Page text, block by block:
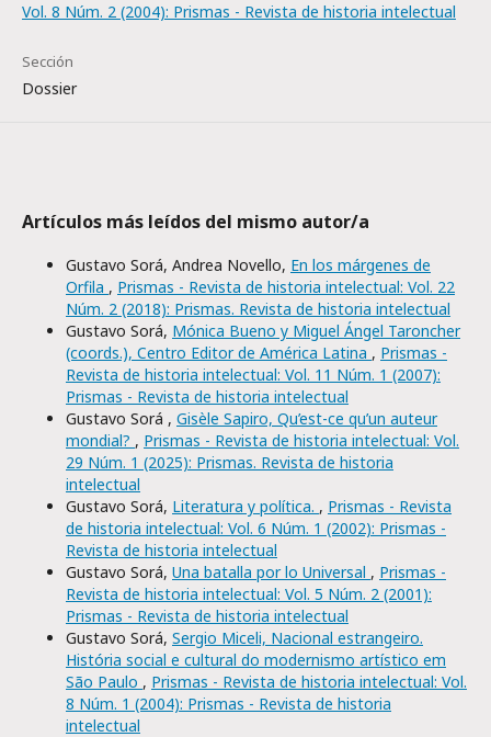
Vol. 8 Núm. 2 (2004): Prismas - Revista de historia intelectual
Sección
Dossier
Artículos más leídos del mismo autor/a
Gustavo Sorá, Andrea Novello, En los márgenes de
Orfila , Prismas - Revista de historia intelectual: Vol. 22
Núm. 2 (2018): Prismas. Revista de historia intelectual
Gustavo Sorá, Mónica Bueno y Miguel Ángel Taroncher
(coords.), Centro Editor de América Latina , Prismas -
Revista de historia intelectual: Vol. 11 Núm. 1 (2007):
Prismas - Revista de historia intelectual
Gustavo Sorá , Gisèle Sapiro, Qu’est-ce qu’un auteur
mondial? , Prismas - Revista de historia intelectual: Vol.
29 Núm. 1 (2025): Prismas. Revista de historia
intelectual
Gustavo Sorá, Literatura y política. , Prismas - Revista
de historia intelectual: Vol. 6 Núm. 1 (2002): Prismas -
Revista de historia intelectual
Gustavo Sorá, Una batalla por lo Universal , Prismas -
Revista de historia intelectual: Vol. 5 Núm. 2 (2001):
Prismas - Revista de historia intelectual
Gustavo Sorá, Sergio Miceli, Nacional estrangeiro.
História social e cultural do modernismo artístico em
São Paulo , Prismas - Revista de historia intelectual: Vol.
8 Núm. 1 (2004): Prismas - Revista de historia
intelectual